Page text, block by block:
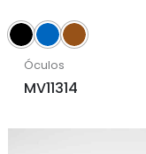
Óculos
MV11314